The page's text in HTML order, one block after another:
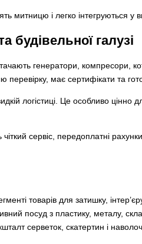
митницю і легко інтегруються у
галузі
генератори, компресори,
має сертифікати та
логістиці. Це особливо цінно
сервіс, передоплатні
товарів для затишку, інтер’єру
посуд з пластику, металу, скла
серветок, скатертин і